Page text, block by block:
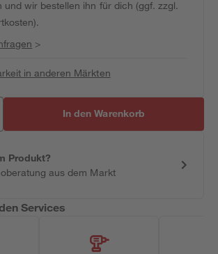
und wir bestellen ihn für dich (ggf. zzgl.
>
in anderen Märkten
In den Warenkorb
Produkt?
aus dem Markt
Services